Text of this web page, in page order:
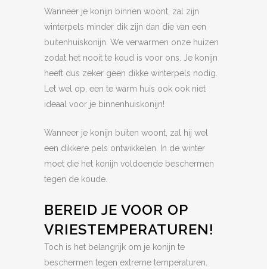
Wanneer je konijn binnen woont, zal zijn
winterpels minder dik zijn dan die van een
buitenhuiskonijn. We verwarmen onze huizen
zodat het nooit te koud is voor ons. Je konijn
heeft dus zeker geen dikke winterpels nodig.
Let wel op, een te warm huis ook ook niet
ideaal voor je binnenhuiskonijn!
Wanneer je konijn buiten woont, zal hij wel
een dikkere pels ontwikkelen. In de winter
moet die het konijn voldoende beschermen
tegen de koude.
BEREID JE VOOR OP
VRIESTEMPERATUREN!
Toch is het belangrijk om je konijn te
beschermen tegen extreme temperaturen.